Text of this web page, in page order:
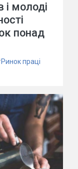
і молоді
понад
Ринок праці